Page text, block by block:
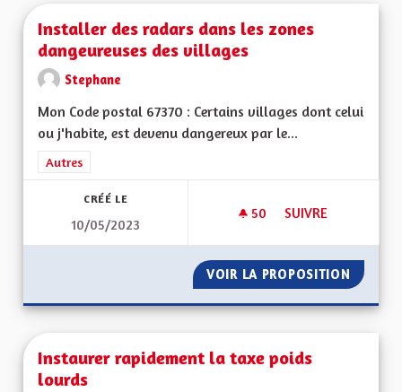
Installer des radars dans les zones
dangeureuses des villages
Stephane
Mon Code postal 67370 : Certains villages dont celui
ou j'habite, est devenu dangereux par le...
Filtrer les résultats de la catégorie : Autres
Autres
CRÉÉ LE
10/05/2023
50 50 ABONNÉS
SUIVRE
VOIR LA PROPOSITION
Instaurer rapidement la taxe poids
lourds